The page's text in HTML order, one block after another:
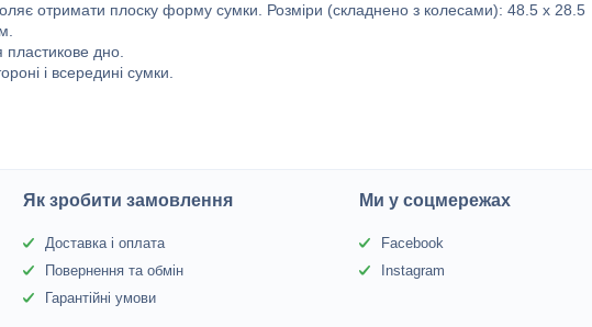
отримати плоску форму сумки. Розміри (складнено з колесами): 48.5 x 28.5
дно.
і всередині сумки.
Як зробити замовлення
Доставка і оплата
Повернення та обмін
Гарантійні умови
Ми у соцмережах
Facebook
Instagram